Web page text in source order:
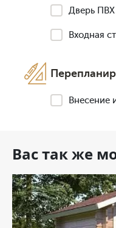
Дверь
Входная
Внесение
Вас так же